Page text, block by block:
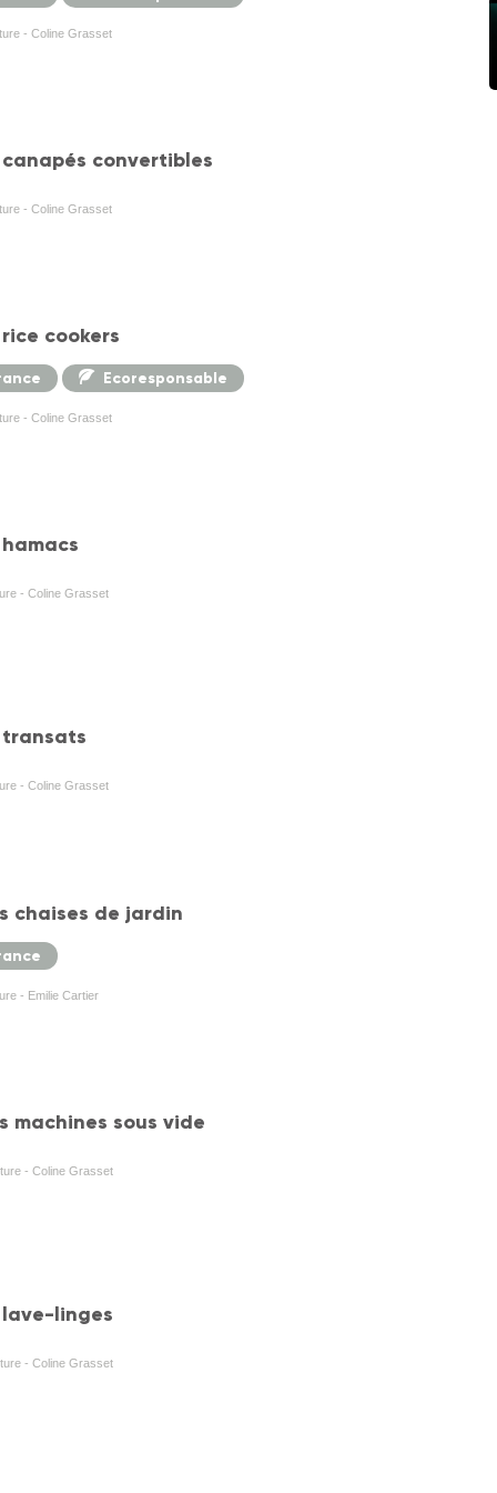
- Coline Grasset
convertibles
- Coline Grasset
cookers
Ecoresponsable
- Coline Grasset
- Coline Grasset
transats
- Coline Grasset
chaises de jardin
- Emilie Cartier
machines sous vide
- Coline Grasset
lave-linges
- Coline Grasset